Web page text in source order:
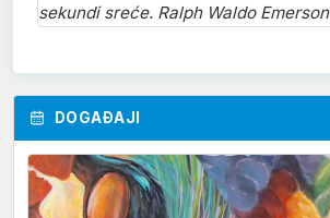
sekundi sreće. Ralph Waldo Emerson
DOGAĐAJI